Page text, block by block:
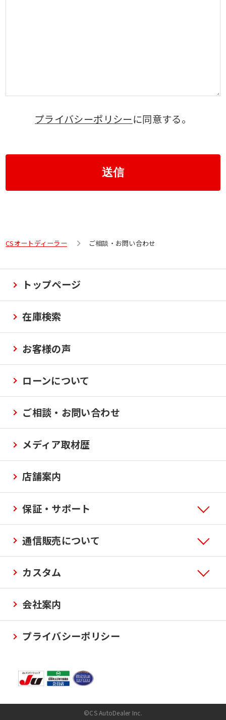
プライバシーポリシーに同意する。
送信
CSオートディーラー ご相談・お問い合わせ
トップページ
在庫検索
お客様の声
ローンについて
ご相談・お問い合わせ
メディア取材歴
店舗案内
保証・サポート
通信販売について
カスタム
会社案内
プライバシーポリシー
©CS AutoDealer Inc.